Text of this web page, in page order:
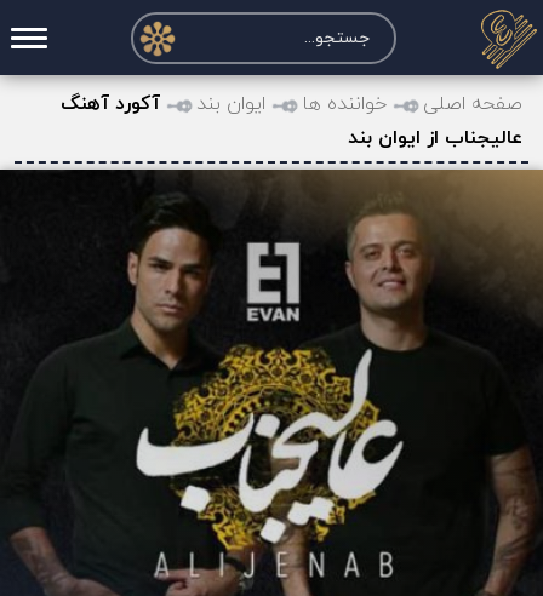
صفحه اصلی
درخواست آکورد
نت و تبلچر
تماس با ما
حساب کاربری
صفحه اصلی خواننده ها ایوان بند
آکورد آهنگ
عالیجناب از ایوان بند